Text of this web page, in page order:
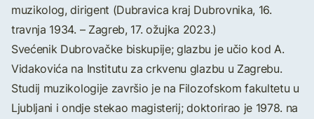
muzikolog, dirigent (Dubravica kraj Dubrovnika, 16.
travnja 1934. – Zagreb, 17. ožujka 2023.)
Svećenik Dubrovačke biskupije; glazbu je učio kod A.
Vidakovića na Institutu za crkvenu glazbu u Zagrebu.
Studij muzikologije završio je na Filozofskom fakultetu u
Ljubljani i ondje stekao magisterij; doktorirao je 1978. na